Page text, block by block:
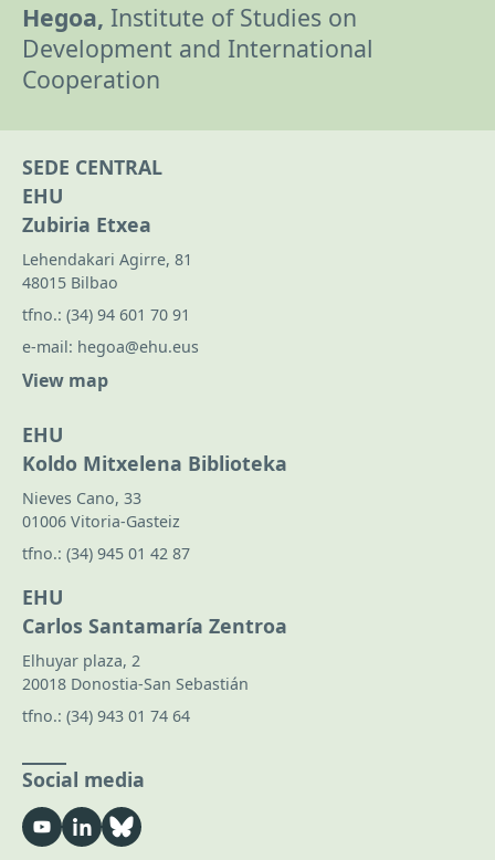
Hegoa, Institute of Studies on
Development and International
Cooperation
SEDE CENTRAL
EHU
Zubiria Etxea
Lehendakari Agirre, 81
48015 Bilbao
tfno.: (34) 94 601 70 91
e-mail: hegoa@ehu.eus
View map
EHU
Koldo Mitxelena Biblioteka
Nieves Cano, 33
01006 Vitoria-Gasteiz
tfno.: (34) 945 01 42 87
EHU
Carlos Santamaría Zentroa
Elhuyar plaza, 2
20018 Donostia-San Sebastián
tfno.: (34) 943 01 74 64
Social media